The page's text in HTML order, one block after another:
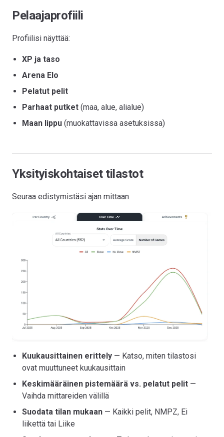
Pelaajaprofiili
Profiilisi näyttää:
XP ja taso
Arena Elo
Pelatut pelit
Parhaat putket (maa, alue, alialue)
Maan lippu (muokattavissa asetuksissa)
Yksityiskohtaiset tilastot
Seuraa edistymistäsi ajan mittaan
Kuukausittainen erittely — Katso, miten tilastosi
ovat muuttuneet kuukausittain
Keskimääräinen pistemäärä vs. pelatut pelit —
Vaihda mittareiden välillä
Suodata tilan mukaan — Kaikki pelit, NMPZ, Ei
liikettä tai Liike